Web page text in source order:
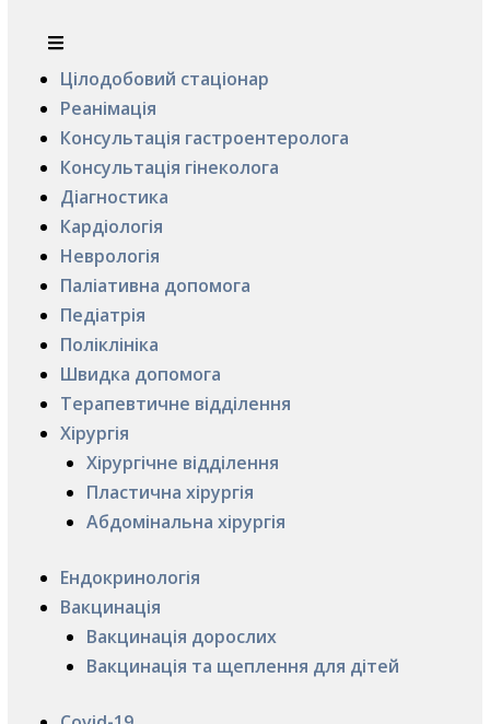
Цілодобовий стаціонар
Реанімація
Консультація гастроентеролога
Консультація гінеколога
Діагностика
Кардіологія
Неврологія
Паліативна допомога
Педіатрія
Поліклініка
Швидка допомога
Терапевтичне відділення
Хірургія
Хірургічне відділення
Пластична хірургія
Абдомінальна хірургія
Ендокринологія
Вакцинація
Вакцинація дорослих
Вакцинація та щеплення для дітей